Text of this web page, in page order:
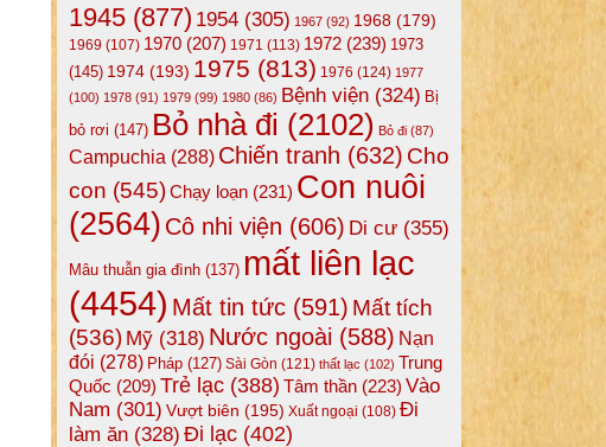
1945 (877) 1954 (305) 1967 (92) 1968 (179)
1969 (107) 1970 (207) 1971 (113) 1972 (239) 1973
(145) 1974 (193) 1975 (813) 1976 (124) 1977
(100) 1978 (91) 1979 (99) 1980 (86) Bệnh viện (324) Bị
bỏ rơi (147) Bỏ nhà đi (2102) Bỏ đi (87)
Campuchia (288) Chiến tranh (632) Cho
con (545)Chạy loạn (231) Con nuôi
(2564) Cô nhi viện (606) Di cư (355)
Mâu thuẫn gia đình (137) mất liên lạc
(4454) Mất tin tức (591) Mất tích
(536) Mỹ (318) Nước ngoài (588) Nạn
đói (278) Pháp (127) Sài Gòn (121) thất lạc (102) Trung
Quốc (209) Trẻ lạc (388) Tâm thần (223) Vào
Nam (301) Vượt biên (195) Xuất ngoại (108) Đi
làm ăn (328) Đi lạc (402)